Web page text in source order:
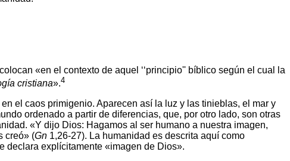
«en el contexto de aquel ‘‘principio'' bíblico según el cual la
cristiana».4
el caos primigenio. Aparecen así la luz y las tinieblas, el mar y
ordenado a partir de diferencias, que, por otro lado, son otras
«Y dijo Dios: Hagamos al ser humano a nuestra imagen,
creó» (Gn 1,26-27). La humanidad es descrita aquí como
declara explícitamente «imagen de Dios».